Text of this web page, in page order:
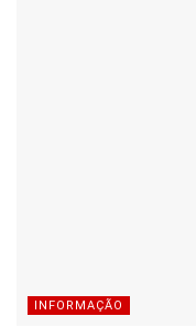
INFORMAÇÃO